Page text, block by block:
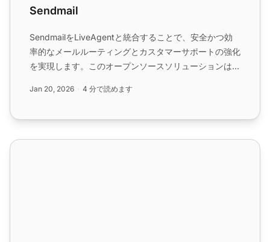
Sendmail
SendmailをLiveAgentと統合することで、安全かつ効
率的なメールルーティングとカスタマーサポートの強化
を実現します。このオープンソースソリューションはさ
チケッティング機能とシームレスに連携します。...
Jan 20, 2026 4 分で読めます
メールマーケティング機能